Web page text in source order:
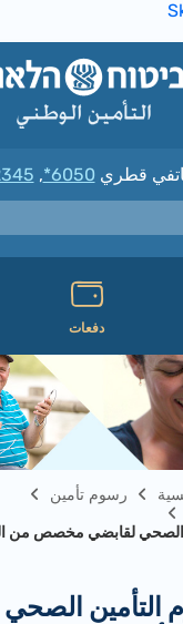
قطري*6050
,
دفعات
رسوم تأمين
لقابضي مخصص من
الصحي